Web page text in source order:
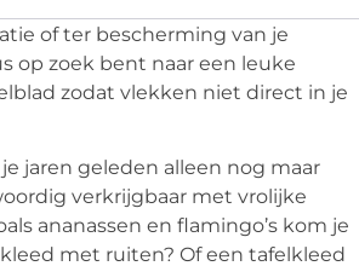
of ter bescherming van je
op zoek bent naar een leuke
zodat vlekken niet direct in je
jaren geleden alleen nog maar
verkrijgbaar met vrolijke
ananassen en flamingo’s kom je
met ruiten? Of een tafelkleed